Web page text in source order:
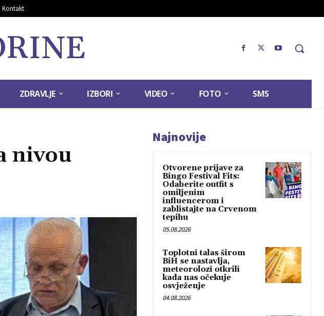
Kontakt
ZDRAVLJE IZBORI VIDEO FOTO SMS
nivou
Najnovije
Otvorene prijave za
Bingo Festival Fits:
Odaberite outfit s
omiljenim
influencerom i
zablistajte na Crvenom
tepihu
05.08.2026
Toplotni talas širom
BiH se nastavlja,
meteorolozi otkrili
kada nas očekuje
osvježenje
04.08.2026